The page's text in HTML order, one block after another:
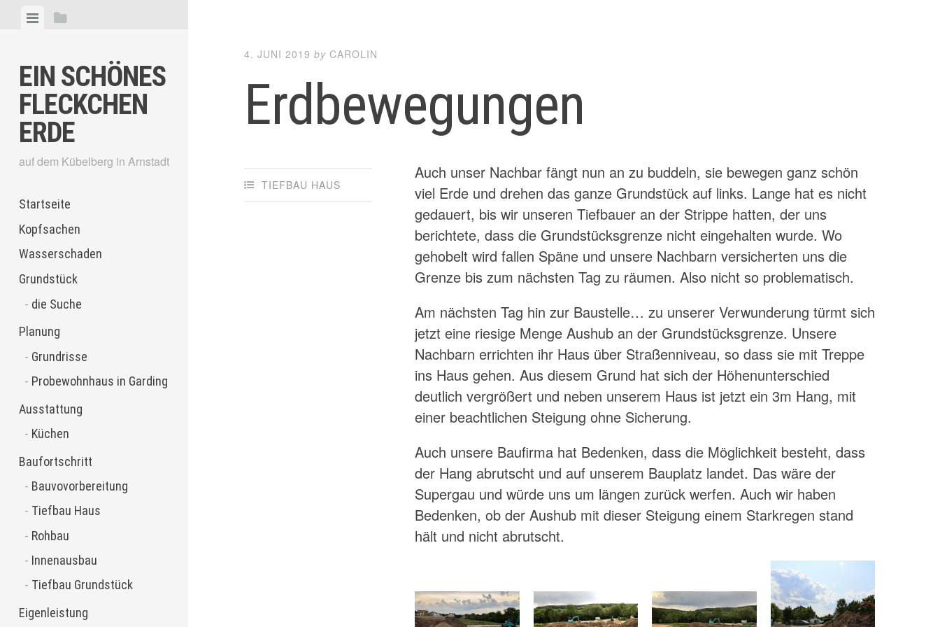
ViewView
EIN SCHÖNES
FLECKCHEN
ERDE
auf dem Kübelberg in Arnstadt
Startseite
Kopfsachen
Wasserschaden
Grundstück
die Suche
Planung
Grundrisse
Probewohnhaus in Garding
Ausstattung
Küchen
Baufortschritt
Bauvovorbereitung
Tiefbau Haus
Rohbau
Innenausbau
Tiefbau Grundstück
Eigenleistung
4. JUNI 2019 byCAROLIN
Erdbewegungen
TIEFBAU HAUS
Auch unser Nachbar fängt nun an zu buddeln, sie bewegen ganz schön
viel Erde und drehen das ganze Grundstück auf links. Lange hat es nicht
gedauert, bis wir unseren Tiefbauer an der Strippe hatten, der uns
berichtete, dass die Grundstücksgrenze nicht eingehalten wurde. Wo
gehobelt wird fallen Späne und unsere Nachbarn versicherten uns die
Grenze bis zum nächsten Tag zu räumen. Also nicht so problematisch.
Am nächsten Tag hin zur Baustelle… zu unserer Verwunderung türmt sich
jetzt eine riesige Menge Aushub an der Grundstücksgrenze. Unsere
Nachbarn errichten ihr Haus über Straßenniveau, so dass sie mit Treppe
ins Haus gehen. Aus diesem Grund hat sich der Höhenunterschied
deutlich vergrößert und neben unserem Haus ist jetzt ein 3m Hang, mit
einer beachtlichen Steigung ohne Sicherung.
Auch unsere Baufirma hat Bedenken, dass die Möglichkeit besteht, dass
der Hang abrutscht und auf unserem Bauplatz landet. Das wäre der
Supergau und würde uns um längen zurück werfen. Auch wir haben
Bedenken, ob der Aushub mit dieser Steigung einem Starkregen stand
hält und nicht abrutscht.